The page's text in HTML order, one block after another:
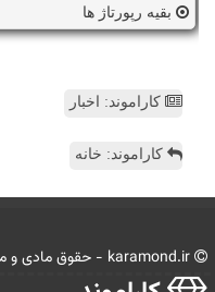
بقیه رپورتاژ ها
کاراموند: اخبار
کاراموند: خانه